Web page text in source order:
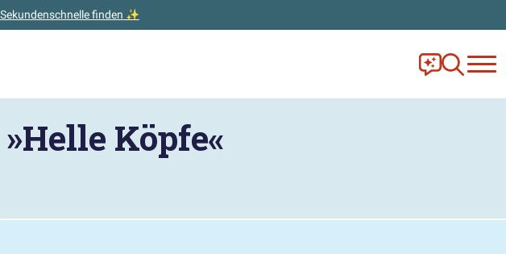
finden ✨
Frag Ella!
Zur
Köpfe«